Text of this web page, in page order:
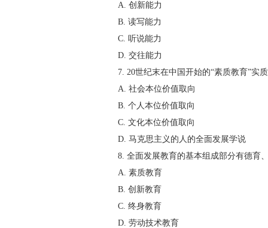
A. 创新能力
B. 读写能力
C. 听说能力
D. 交往能力
7. 20世纪末在中国开始的“素质教育”实
A. 社会本位价值取向
B. 个人本位价值取向
C. 文化本位价值取向
D. 马克思主义的人的全面发展学说
8. 全面发展教育的基本组成部分有德育
A. 素质教育
B. 创新教育
C. 终身教育
D. 劳动技术教育